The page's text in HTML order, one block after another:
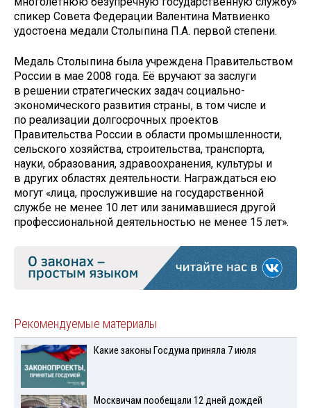
спикер Совета Федерации Валентина Матвиенко
удостоена медали Столыпина П.А. первой степени.
Медаль Столыпина была учреждена Правительством
России в мае 2008 года. Её вручают за заслуги
в решении стратегических задач социально-
экономического развития страны, в том числе и
по реализации долгосрочных проектов
Правительства России в области промышленности,
сельского хозяйства, строительства, транспорта,
науки, образования, здравоохранения, культуры и
в других областях деятельности. Награждаться ею
могут «лица, прослужившие на государственной
службе не менее 10 лет или занимавшиеся другой
профессиональной деятельностью не менее 15 лет».
Рекомендуемые материалы
Какие законы Госдума приняла 7 июля
Москвичам пообещали 12 дней дождей